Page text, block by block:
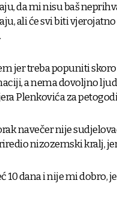
da mi nisu baš
ali će svi biti
jer treba popuniti
a nema dovoljno
Plenkovića za
navečer nije
nizozemski kralj,
10 dana i nije mi dobro,